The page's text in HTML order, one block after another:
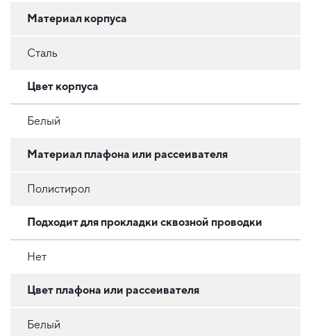
Материал корпуса
Сталь
Цвет корпуса
Белый
Материал плафона или рассеивателя
Полистирол
Подходит для прокладки сквозной проводки
Нет
Цвет плафона или рассеивателя
Белый